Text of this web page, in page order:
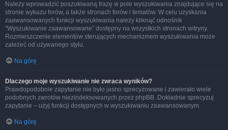
Należy wprowadzić poszukiwaną frazę w pole wyszukiwania znajdujące się na
stronie wykazu forów, a także stronach forów i tematów. W celu uzyskania
zaawansowanych funkcji wyszukiwania należy kliknąć odnośnik
“Wyszukiwanie zaawansowane” dostępny na wszystkich stronach witryny.
Rozmieszczenie elementów sterujących mechanizmem wyszukiwania może
zależeć od używanego stylu.
Na górę
Dlaczego moje wyszukiwanie nie zwraca wyników?
Prawdopodobnie zapytanie nie było jasno sprecyzowane i zawierało wiele
podobnych zwrotów niezindeksowanych przez phpBB. Dokładnie sprecyzuj
zapytanie – użyj funkcji dostępnych w wyszukiwaniu zaawansowanym.
Na górę